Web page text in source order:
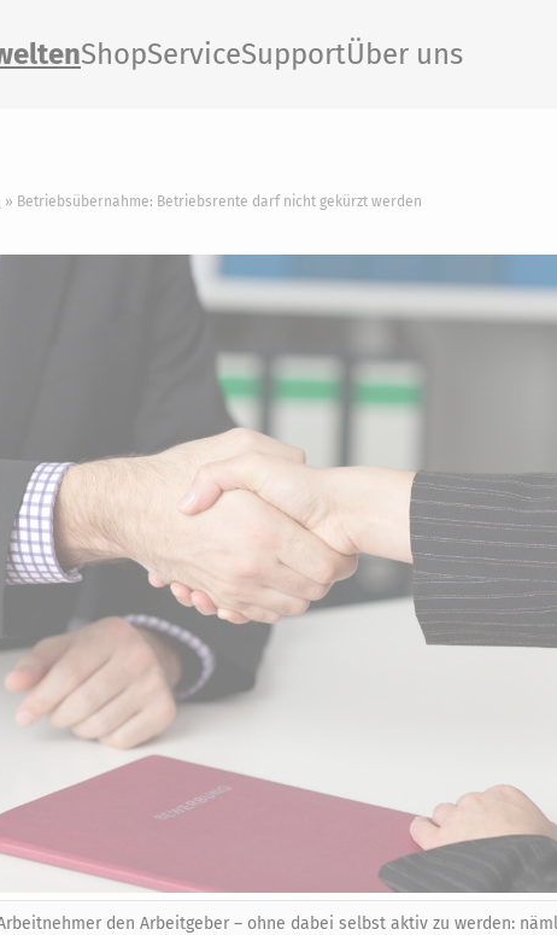
ShopServiceSupportÜber uns
Betriebsübernahme: Betriebsrente darf nicht gekürzt werden
den Arbeitgeber – ohne dabei selbst aktiv zu werden: